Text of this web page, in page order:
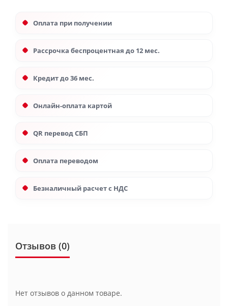
Оплата при получении
Рассрочка беспроцентная до 12 мес.
Кредит до 36 мес.
Онлайн-оплата картой
QR перевод СБП
Оплата переводом
Безналичный расчет с НДС
Отзывов (0)
Нет отзывов о данном товаре.